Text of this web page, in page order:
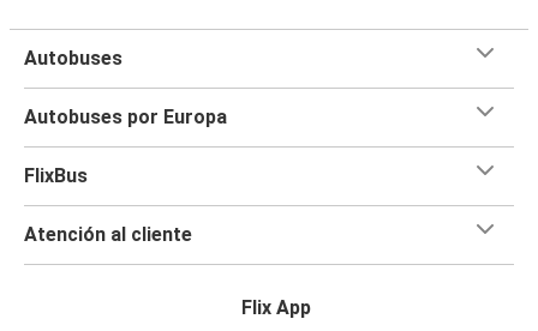
Autobuses
Autobuses por Europa
FlixBus
Atención al cliente
Flix App